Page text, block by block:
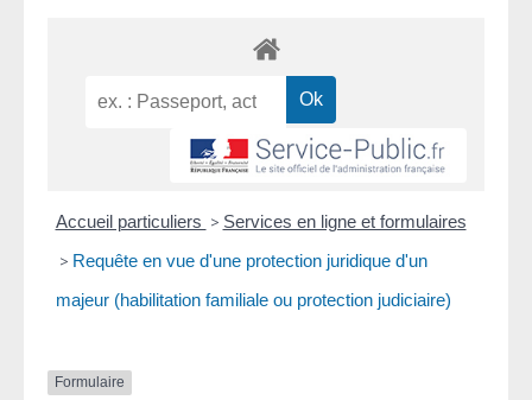
Accueil particuliers > Services en ligne et formulaires
> Requête en vue d'une protection juridique d'un
majeur (habilitation familiale ou protection judiciaire)
Formulaire